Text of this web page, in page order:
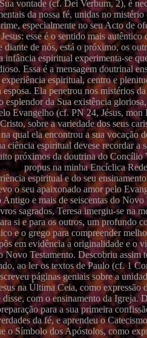
vontade (cf. Dei Verbum, 2), é
da nossa fé, unidas no
especialmente no seu Acto de
esse é o sentido mais
de nós, está o próximo, os
espiritual experimenta-se
Essa é a mensagem doutrinal
espiritual, centro e
Ela penetrou nos mistérios
esplendor da Sua existência
Evangelho (cf. PN 24, Jésus,
sobre a variedade dos seus
qual ela encontrou a sua
ciência espiritual devese recordar
próximos da doutrina do
propus na minha Encíclica
espiritual e do seu
o seu apaixonado amor pelo
e mais de seiscentas do
sagrados, Teresa imergiu-se na
si e para os outros, um profundo
e o grego para compreender
em evidência a originalidade e o
Testamento. Descobriu assim
ao ler os textos de Paulo (cf. 1
páginas geniais sobre a
na Última Ceia, como
com o ensinamento da Igreja.
para a sua primeira
da fé, e aprendeu o
o Símbolo dos Apóstolos, como